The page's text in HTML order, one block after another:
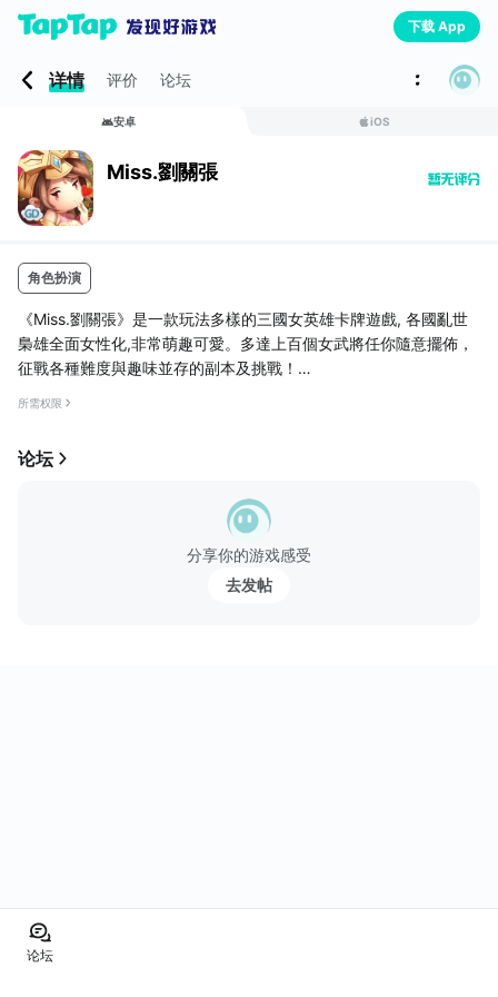
下载 App
详情 评价 论坛
安卓 iOS
Miss.劉關張
角色扮演
《Miss.劉關張》是一款玩法多樣的三國女英雄卡牌遊戲, 各國亂世
梟雄全面女性化,非常萌趣可愛。多達上百個女武將任你隨意擺佈，
征戰各種難度與趣味並存的副本及挑戰！
呈現出一個豐富多彩的另類三國世界。玩家通過收集各類三國女英
你以為武將必殺就只有枯燥的一...
所需权限
论坛
分享你的游戏感受
去发帖
论坛